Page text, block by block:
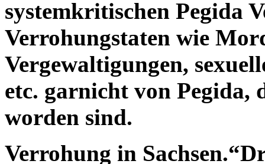
systemkritischen Pegida
Verrohungstaten wie
Vergewaltigungen,
etc. garnicht von Pegida,
worden sind.
Verrohung in